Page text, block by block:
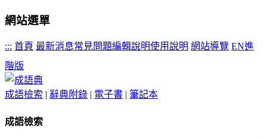
網站選單
::: 首頁 最新消息常見問題編輯說明使用說明 網站導覽 EN進
階版
成語檢索 | 辭典附錄 | 電子書 | 筆記本
成語檢索